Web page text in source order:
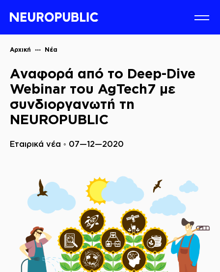
Αρχική Νέα
Αναφορά από το Deep-Dive
Webinar του AgTech7 με
συνδιοργανωτή τη
NEUROPUBLIC
Εταιρικά νέα ◦ 07—12—2020